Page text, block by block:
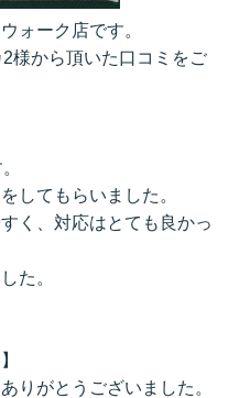
ォーク店です。
様から頂いた口コミをご
してもらいました。
く、対応はとても良かっ
た。
りがとうございました。